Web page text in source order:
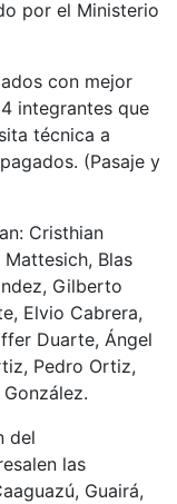
por el Ministerio
con mejor
integrantes que
técnica a
(Pasaje y
Cristhian
Blas
Gilberto
Elvio Cabrera,
Duarte, Ángel
Pedro Ortiz,
del
las
Guairá,